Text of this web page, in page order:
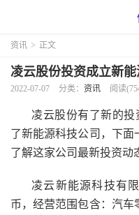
资讯 > 正文
凌云股份投资成立新
2022-07-07 分类： 资讯 阅读
凌云股份有了新的
了新能源科技公司，下面
了解这家公司最新投资动
凌云新能源科技有
币，经营范围包含：汽车